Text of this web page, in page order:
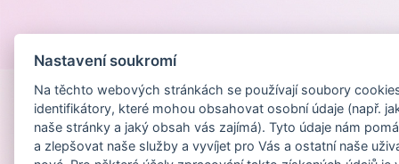
Nastavení soukromí
Na těchto webových stránkách se používají soubory
identifikátory, které mohou obsahovat osobní údaje (např.
naše stránky a jaký obsah vás zajímá). Tyto údaje nám
a zlepšovat naše služby a vyvíjet pro Vás a ostatní naše